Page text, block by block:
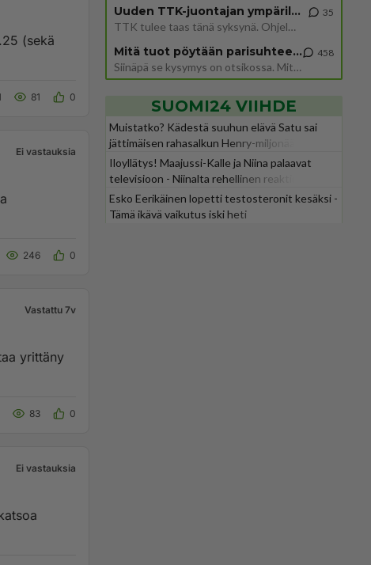
81 0
Ei vastauksia
246 0
Vastattu 7v
yrittäny
83 0
Ei vastauksia
Uuden TTK-juontajan ympärillä epätietoisuus sakenee - Nyt MTV hämmentää soppaa
TTK tulee taas tänä syksynä. Ohjelman uudet tähtioppilaat julkistetaan torstaina 6. elokuuta klo 14 alkavassa lehdistö
35
Mitä tuot pöytään parisuhteessa?
Siinäpä se kysymys on otsikossa. Mitäpä siis tuot/toisit pöytään parisuhteessa? Oletko mies vai nainen? Koetko sen mitä
458
SUOMI24 VIIHDE
Muistatko? Kädestä suuhun elävä Satu sai
jättimäisen rahasalkun Henry-miljonääriltä
Iloyllätys! Maajussi-Kalle ja Niina palaavat
televisioon - Niinalta rehellinen reaktio:
"KÄÄKS!"
Esko Eerikäinen lopetti testosteronit kesäksi -
Tämä ikävä vaikutus iski heti